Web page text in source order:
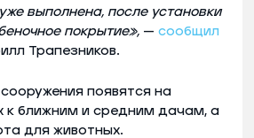
выполнена, после установки
покрытие», — сообщил
Трапезников.
появятся на
к ближним и средним дачам, а
для животных.